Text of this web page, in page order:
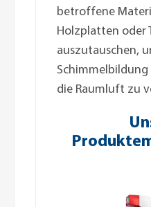
betroffene
Holzplatten oder
auszutauschen,
die Raumluft zu